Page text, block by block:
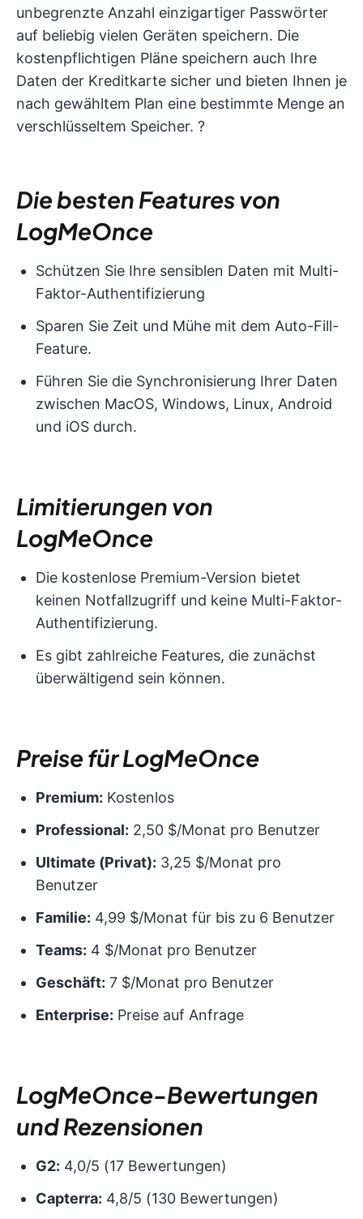
unbegrenzte Anzahl einzigartiger Passwörter
auf beliebig vielen Geräten speichern. Die
kostenpflichtigen Pläne speichern auch Ihre
Daten der Kreditkarte sicher und bieten Ihnen je
nach gewähltem Plan eine bestimmte Menge an
verschlüsseltem Speicher. ?
Die besten Features von
LogMeOnce
Schützen Sie Ihre sensiblen Daten mit Multi-
Faktor-Authentifizierung
Sparen Sie Zeit und Mühe mit dem Auto-Fill-
Feature.
Führen Sie die Synchronisierung Ihrer Daten
zwischen MacOS, Windows, Linux, Android
und iOS durch.
Limitierungen von
LogMeOnce
Die kostenlose Premium-Version bietet
keinen Notfallzugriff und keine Multi-Faktor-
Authentifizierung.
Es gibt zahlreiche Features, die zunächst
überwältigend sein können.
Preise für LogMeOnce
Premium: Kostenlos
Professional: 2,50 $/Monat pro Benutzer
Ultimate (Privat): 3,25 $/Monat pro
Benutzer
Familie: 4,99 $/Monat für bis zu 6 Benutzer
Teams: 4 $/Monat pro Benutzer
Geschäft: 7 $/Monat pro Benutzer
Enterprise: Preise auf Anfrage
LogMeOnce-Bewertungen
und Rezensionen
G2: 4,0/5 (17 Bewertungen)
Capterra: 4,8/5 (130 Bewertungen)